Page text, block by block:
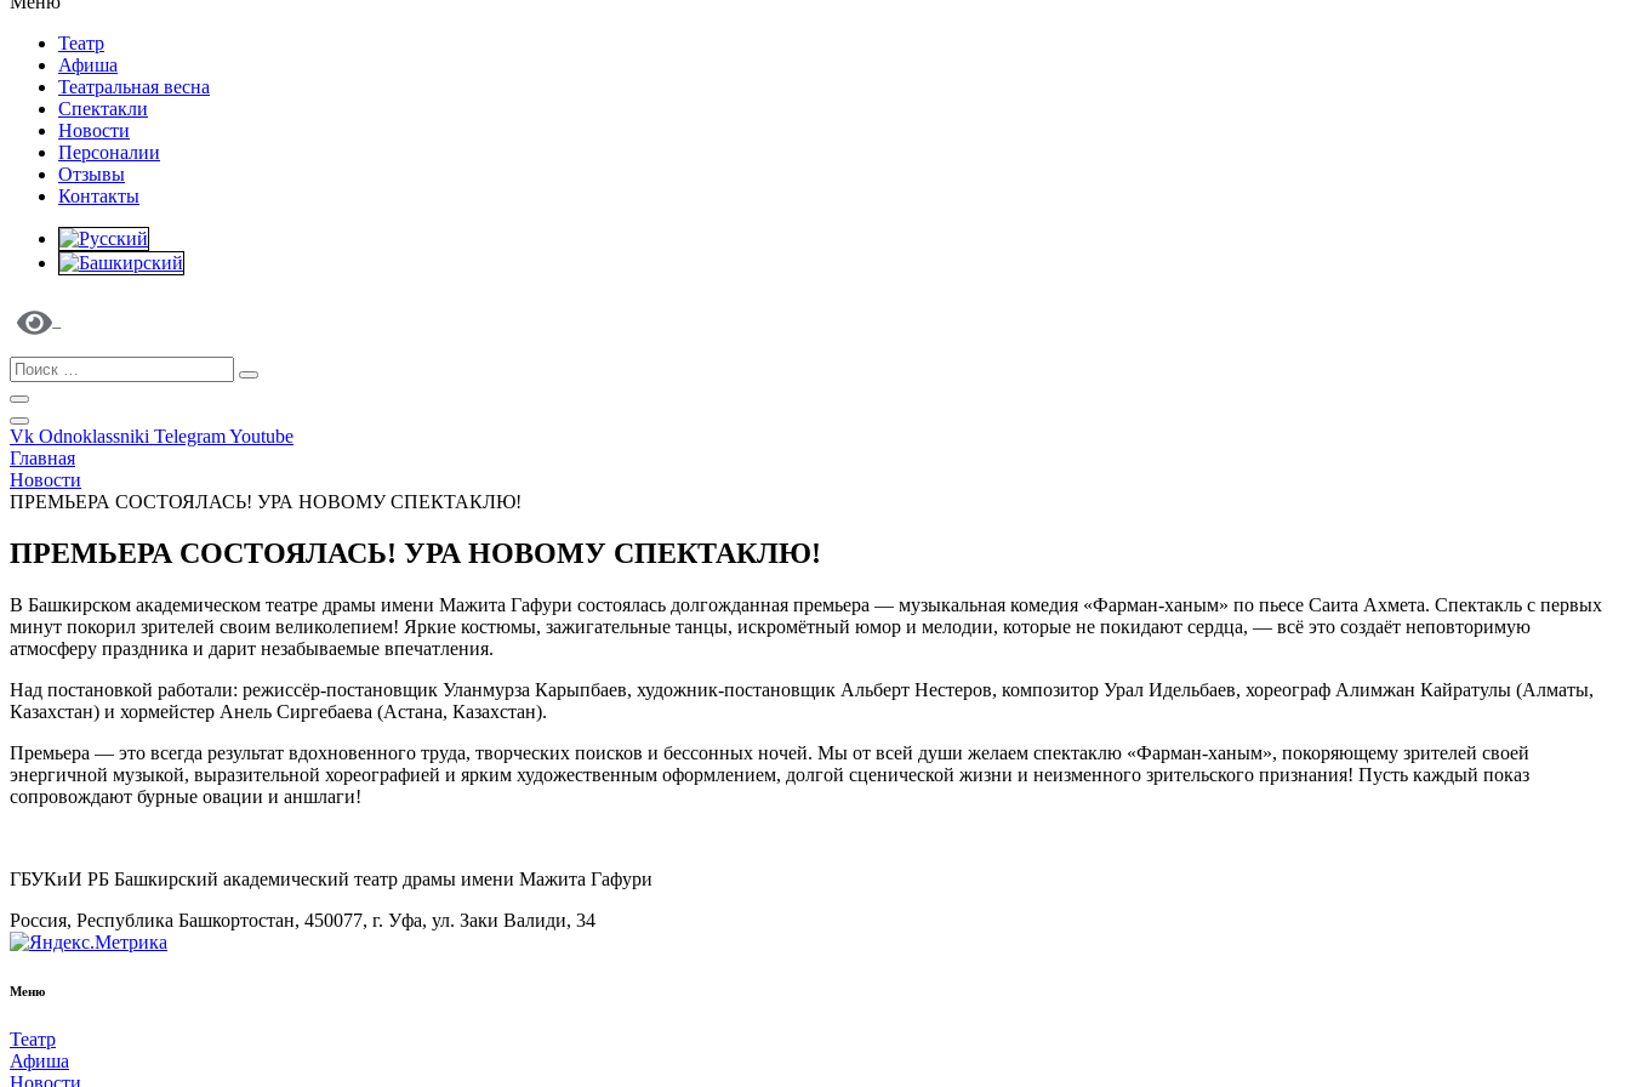
Театр
Афиша
Театральная весна
Спектакли
Новости
Персоналии
Отзывы
Контакты
Vk Odnoklassniki TelegramYoutube
Главная
Новости
ПРЕМЬЕРА СОСТОЯЛАСЬ! УРА НОВОМУ СПЕКТАКЛЮ!
ПРЕМЬЕРА СОСТОЯЛАСЬ! УРА НОВОМУ СПЕКТАКЛЮ!
В Башкирском академическом театре драмы имени Мажита Гафури состоялась долгожданная премьера — музыкальная комедия «Фарман-ханым» по пьесе Саита Ахмета. Спектакль с первых
минут покорил зрителей своим великолепием! Яркие костюмы, зажигательные танцы, искромётный юмор и мелодии, которые не покидают сердца, — всё это создаёт неповторимую
атмосферу праздника и дарит незабываемые впечатления.
Над постановкой работали: режиссёр-постановщик Уланмурза Карыпбаев, художник-постановщик Альберт Нестеров, композитор Урал Идельбаев, хореограф Алимжан Кайратулы (Алматы,
Казахстан) и хормейстер Анель Сиргебаева (Астана, Казахстан).
Премьера — это всегда результат вдохновенного труда, творческих поисков и бессонных ночей. Мы от всей души желаем спектаклю «Фарман-ханым», покоряющему зрителей своей
энергичной музыкой, выразительной хореографией и ярким художественным оформлением, долгой сценической жизни и неизменного зрительского признания! Пусть каждый показ
сопровождают бурные овации и аншлаги!
ГБУКиИ РБ Башкирский академический театр драмы имени Мажита Гафури
Россия, Республика Башкортостан, 450077, г. Уфа, ул. Заки Валиди, 34
Меню
Театр
Афиша
Новости